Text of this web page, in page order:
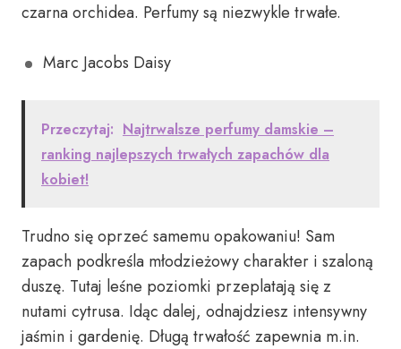
czarna orchidea. Perfumy są niezwykle trwałe.
Marc Jacobs Daisy
Przeczytaj: Najtrwalsze perfumy damskie –
ranking najlepszych trwałych zapachów dla
kobiet!
Trudno się oprzeć samemu opakowaniu! Sam
zapach podkreśla młodzieżowy charakter i szaloną
duszę. Tutaj leśne poziomki przeplatają się z
nutami cytrusa. Idąc dalej, odnajdziesz intensywny
jaśmin i gardenię. Długą trwałość zapewnia m.in.